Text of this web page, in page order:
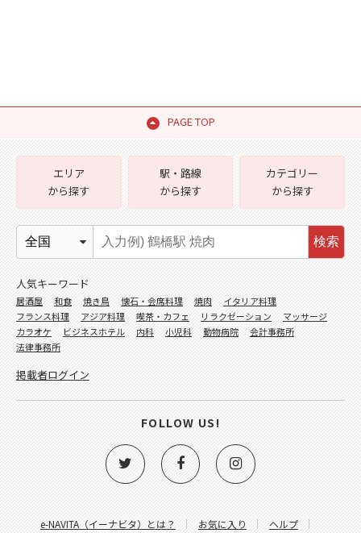
PAGE TOP
e-NAVITA（イーナビタ）とは？ お気に入り ヘルプ
エリア
から探す
駅・路線
から探す
カテゴリー
から探す
検索
人気キーワード
居酒屋 和食 焼き鳥 懐石・会席料理 焼肉
イタリア料理
フランス料理
アジア料理 喫茶・カフェ リラクゼーション
マッサージ
カラオケ
ビジネスホテル 内科 小児科 動物病院
会計事務所
法律事務所
掲載者ログイン
FOLLOW US!